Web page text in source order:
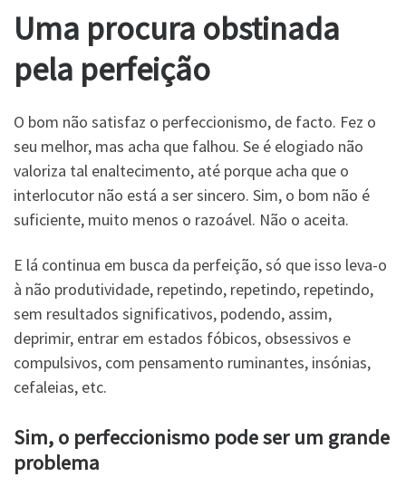
Uma procura obstinada
pela perfeição
O bom não satisfaz o perfeccionismo, de facto. Fez o
seu melhor, mas acha que falhou. Se é elogiado não
valoriza tal enaltecimento, até porque acha que o
interlocutor não está a ser sincero. Sim, o bom não é
suficiente, muito menos o razoável. Não o aceita.
E lá continua em busca da perfeição, só que isso leva-o
à não produtividade, repetindo, repetindo, repetindo,
sem resultados significativos, podendo, assim,
deprimir, entrar em estados fóbicos, obsessivos e
compulsivos, com pensamento ruminantes, insónias,
cefaleias, etc.
Sim, o perfeccionismo pode ser um grande
problema